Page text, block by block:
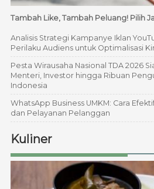
Tambah Like, Tambah Peluang! Pilih
Analisis Strategi Kampanye Iklan
Perilaku Audiens untuk Optimalisasi
Pesta Wirausaha Nasional TDA 2026
Menteri, Investor hingga Ribuan
Indonesia
WhatsApp Business UMKM: Cara
dan Pelayanan Pelanggan
Kuliner